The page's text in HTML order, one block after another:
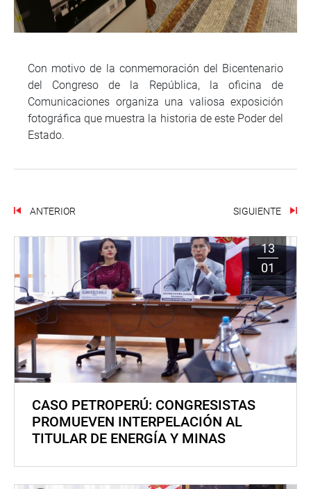
Con motivo de la conmemoración del Bicentenario
del Congreso de la República, la oficina de
Comunicaciones organiza una valiosa exposición
fotográfica que muestra la historia de este Poder del
Estado.
ANTERIOR SIGUIENTE
13
01
CASO PETROPERÚ: CONGRESISTAS
PROMUEVEN INTERPELACIÓN AL
TITULAR DE ENERGÍA Y MINAS